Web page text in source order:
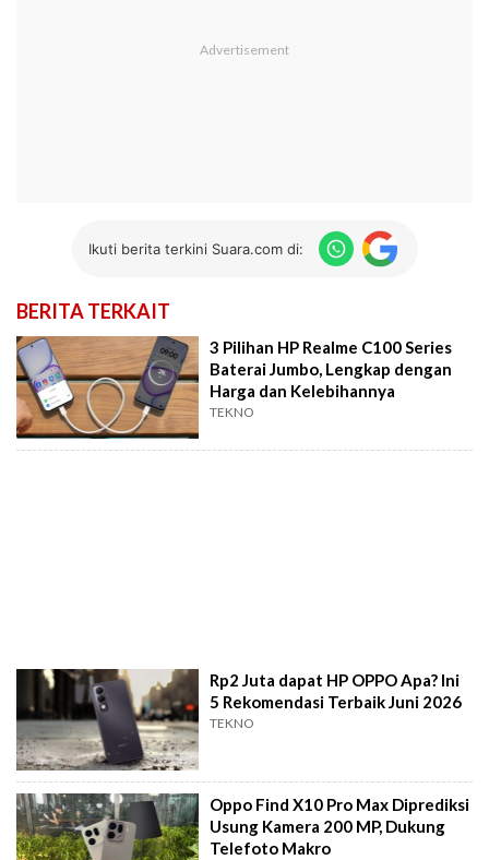
Ikuti berita terkini Suara.com di:
BERITA TERKAIT
3 Pilihan HP Realme C100 Series
Baterai Jumbo, Lengkap dengan
Harga dan Kelebihannya
TEKNO
Rp2 Juta dapat HP OPPO Apa? Ini
5 Rekomendasi Terbaik Juni 2026
TEKNO
Oppo Find X10 Pro Max Diprediksi
Usung Kamera 200 MP, Dukung
Telefoto Makro